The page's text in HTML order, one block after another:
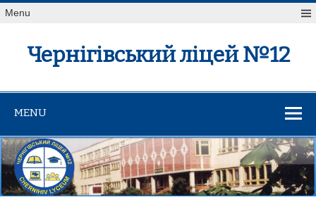
Menu
Чернігівський ліцей №12
MENU